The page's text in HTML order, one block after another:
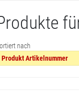
nach